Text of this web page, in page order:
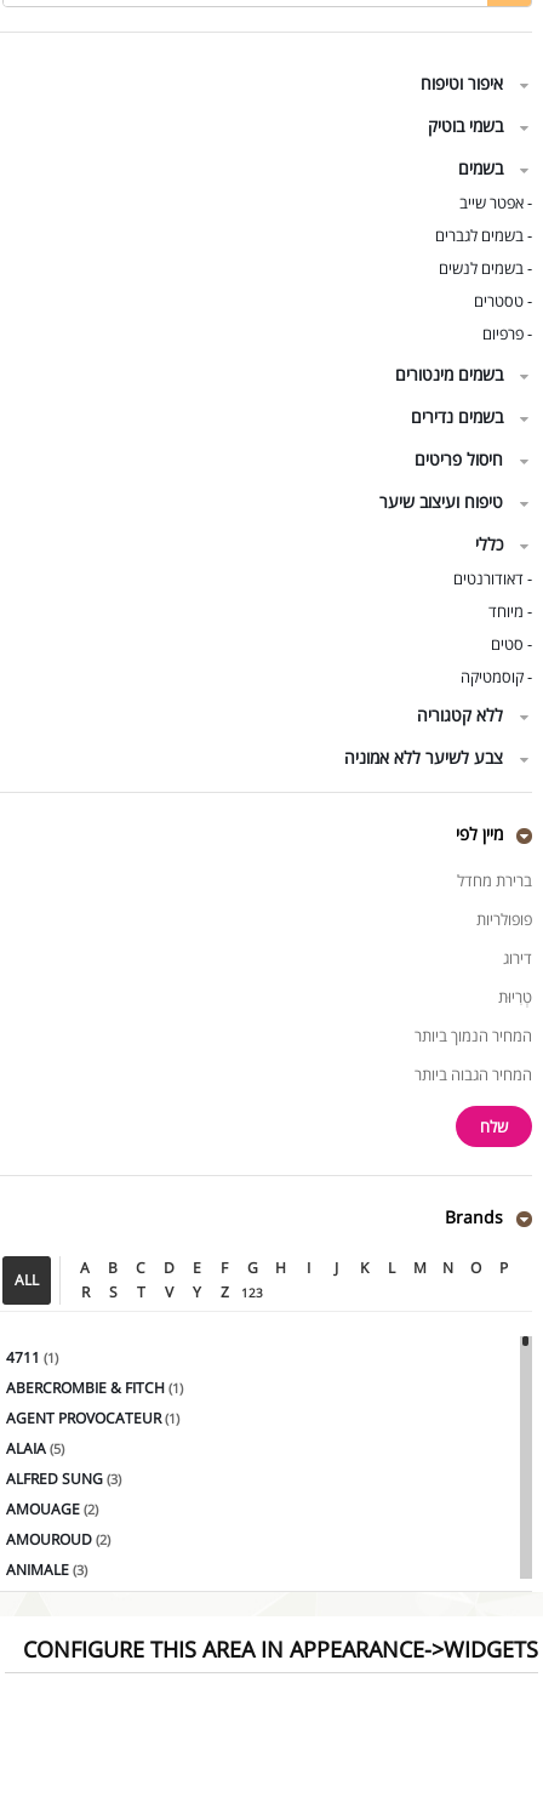
איפור וטיפוח
בשמי בוטיק
בשמים
-אפטר שייב
-בשמים לגברים
-בשמים לנשים
-טסטרים
-פרפיום
בשמים מינטורים
בשמים נדירים
חיסול פריטים
טיפוח ועיצוב שיער
כללי
-דאודורנטים
- מיוחד
- סטים
-קוסמטיקה
ללא קטגוריה
צבע לשיער ללא אמוניה
מיין לפי
ברירת מחדל
פופולריות
דירוג
טְרִיוּת
המחיר הנמוך ביותר
המחיר הגבוה ביותר
Brands
ALL
A B C D E F G H I J K L M N O
P
R
S T V Y Z 123
4711 (1)
ABERCROMBIE & FITCH (1)
AGENT PROVOCATEUR(1)
ALAIA (5)
ALFRED SUNG (3)
AMOUAGE (2)
AMOUROUD (2)
ANIMALE (3)
AQUOLINA (1)
CONFIGURE THIS AREA IN APPEARANCE->WIDGETS